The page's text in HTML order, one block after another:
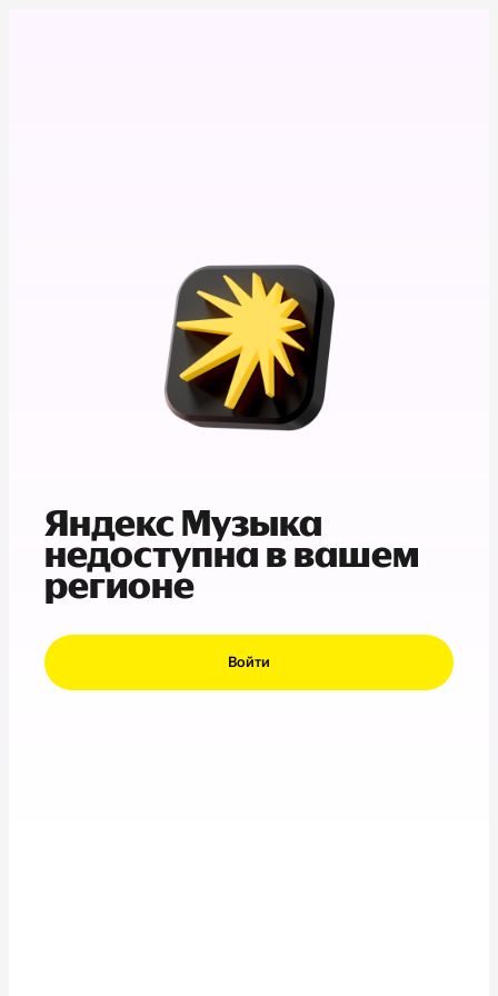
Яндекс Музыка
недоступна в вашем
регионе
Войти